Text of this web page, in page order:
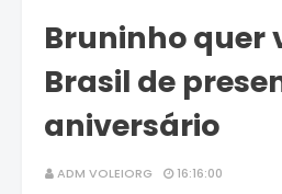
Bruninho quer
Brasil de
aniversário
ADM VOLEIORG 16:16:00